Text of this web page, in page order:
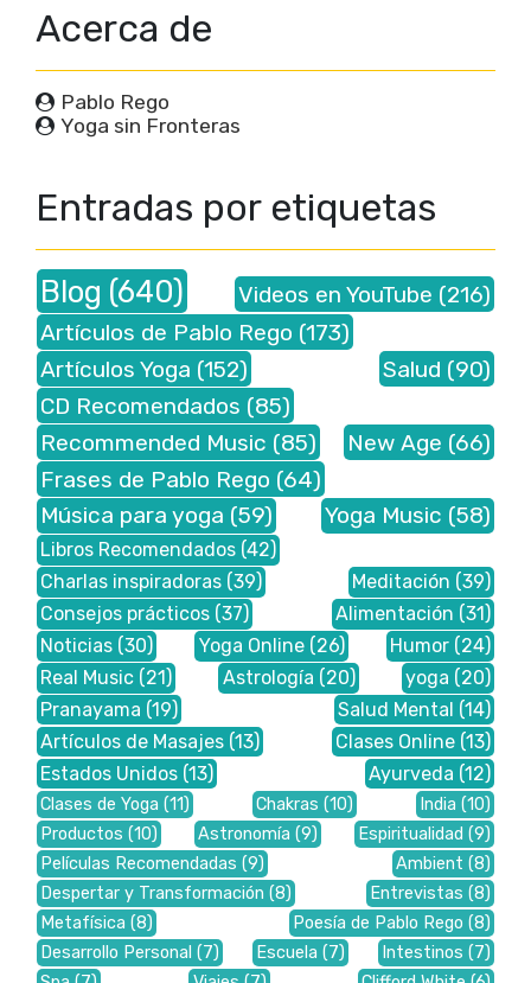
Acerca de
Pablo Rego
Yoga sin Fronteras
Entradas por etiquetas
Blog (640) Videos en YouTube (216)
Artículos de Pablo Rego (173)
Artículos Yoga (152) Salud (90)
CD Recomendados (85)
Recommended Music (85) New Age (66)
Frases de Pablo Rego (64)
Música para yoga (59) Yoga Music (58)
Libros Recomendados (42)
Charlas inspiradoras (39) Meditación (39)
Consejos prácticos (37) Alimentación (31)
Noticias (30) Yoga Online (26) Humor (24)
Real Music (21) Astrología (20) yoga (20)
Pranayama (19) Salud Mental (14)
Artículos de Masajes (13) Clases Online (13)
Estados Unidos (13) Ayurveda (12)
Clases de Yoga (11) Chakras (10) India (10)
Productos (10) Astronomía (9) Espiritualidad (9)
Películas Recomendadas (9) Ambient (8)
Despertar y Transformación (8) Entrevistas (8)
Metafísica (8) Poesía de Pablo Rego (8)
Desarrollo Personal (7) Escuela (7) Intestinos (7)